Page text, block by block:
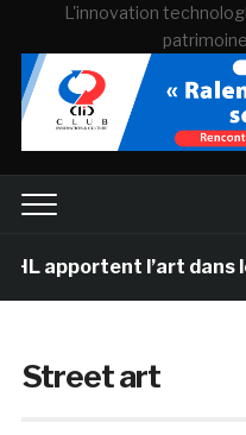
L'innovation
l’art dans les
Street art